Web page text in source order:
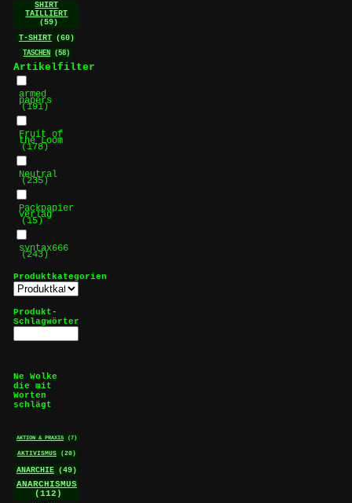
SHIRT
TAILLIERT
(59)
T-SHIRT (60)
TASCHEN
(58)
Artikelfilter
armed
papers
(191)
Fruit of
the Loom
(178)
Neutral
(235)
Packpapier
Verlag
(15)
syntax666
(243)
Produktkategorien
Produkt-
Schlagwörter
Ne Wolke
die mit
Worten
schlägt
AKTION & PRAXIS (7)
AKTIVISMUS (20)
ANARCHIE (49)
ANARCHISMUS
(112)